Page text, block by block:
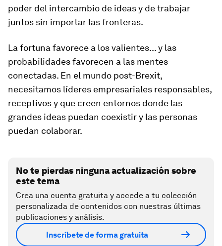
poder del intercambio de ideas y de trabajar
juntos sin importar las fronteras.
La fortuna favorece a los valientes... y las
probabilidades favorecen a las mentes
conectadas. En el mundo post-Brexit,
necesitamos líderes empresariales responsables,
receptivos y que creen entornos donde las
grandes ideas puedan coexistir y las personas
puedan colaborar.
No te pierdas ninguna actualización sobre
este tema
Crea una cuenta gratuita y accede a tu colección
personalizada de contenidos con nuestras últimas
publicaciones y análisis.
Inscríbete de forma gratuita